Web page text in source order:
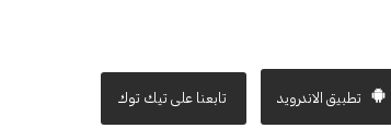
تطبيق الاندرويد تابعنا على تيك توك